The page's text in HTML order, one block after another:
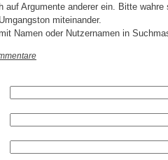
auf Argumente anderer ein. Bitte
miteinander.
Namen oder Nutzernamen in